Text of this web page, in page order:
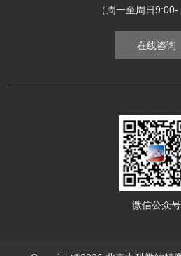
（周一至周日9:00-
在线咨询
微信公众号